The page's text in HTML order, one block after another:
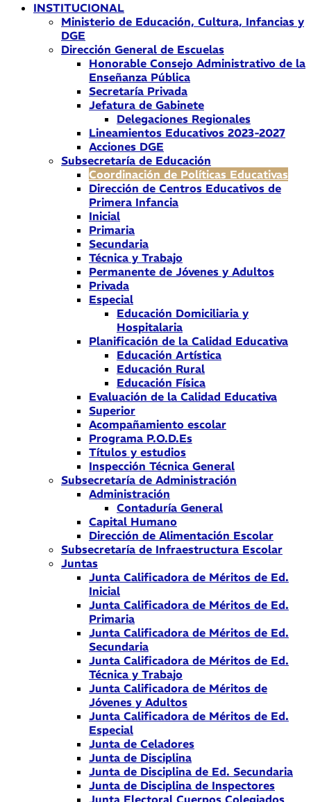
INSTITUCIONAL
Ministerio de Educación, Cultura, Infancias y
DGE
Dirección General de Escuelas
Honorable Consejo Administrativo de la
Enseñanza Pública
Secretaría Privada
Jefatura de Gabinete
Delegaciones Regionales
Lineamientos Educativos 2023-2027
Acciones DGE
Subsecretaría de Educación
Coordinación de Políticas Educativas
Dirección de Centros Educativos de
Primera Infancia
Inicial
Primaria
Secundaria
Técnica y Trabajo
Permanente de Jóvenes y Adultos
Privada
Especial
Educación Domiciliaria y
Hospitalaria
Planificación de la Calidad Educativa
Educación Artística
Educación Rural
Educación Física
Evaluación de la Calidad Educativa
Superior
Acompañamiento escolar
Programa P.O.D.Es
Títulos y estudios
Inspección Técnica General
Subsecretaría de Administración
Administración
Contaduría General
Capital Humano
Dirección de Alimentación Escolar
Subsecretaría de Infraestructura Escolar
Juntas
Junta Calificadora de Méritos de Ed.
Inicial
Junta Calificadora de Méritos de Ed.
Primaria
Junta Calificadora de Méritos de Ed.
Secundaria
Junta Calificadora de Méritos de Ed.
Técnica y Trabajo
Junta Calificadora de Méritos de
Jóvenes y Adultos
Junta Calificadora de Méritos de Ed.
Especial
Junta de Celadores
Junta de Disciplina
Junta de Disciplina de Ed. Secundaria
Junta de Disciplina de Inspectores
Junta Electoral Cuerpos Colegiados